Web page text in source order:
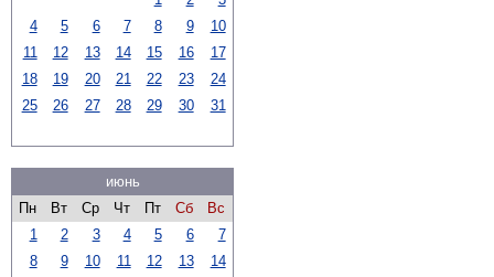
4
5 6 7 8 9
10
11
12 13 14 15 16
17
18
19 20 21 22 23
24
25
26 27 28 29 30 31
июнь
Пн
Вт Ср Чт Пт Сб
Вс
1
2 3 4 5 6
7
8
9 10 11 12 13
14